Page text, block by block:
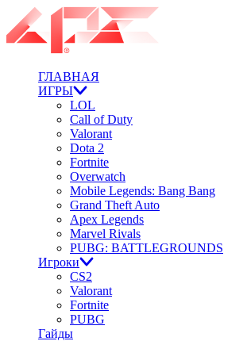
ГЛАВНАЯ
ИГРЫ
LOL
Call of Duty
Valorant
Dota 2
Fortnite
Overwatch
Mobile Legends: Bang Bang
Grand Theft Auto
Apex Legends
Marvel Rivals
PUBG: BATTLEGROUNDS
Игроки
CS2
Valorant
Fortnite
PUBG
Гайды